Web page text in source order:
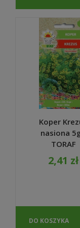
Koper
nasiona
TORAF
2,41 zł
DO KOSZYKA